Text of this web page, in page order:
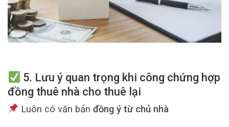
5. Lưu ý quan trọng khi công chứng hợp
đồng thuê nhà cho thuê lại
Luôn có văn bản đồng ý từ chủ nhà